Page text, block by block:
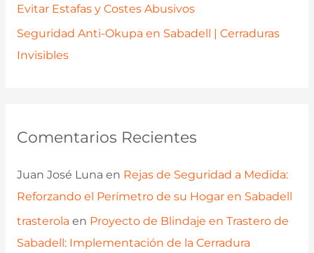
Evitar Estafas y Costes Abusivos
Seguridad Anti-Okupa en Sabadell | Cerraduras
Invisibles
Comentarios Recientes
Juan José Luna en Rejas de Seguridad a Medida:
Reforzando el Perímetro de su Hogar en Sabadell
trasterola en Proyecto de Blindaje en Trastero de
Sabadell: Implementación de la Cerradura